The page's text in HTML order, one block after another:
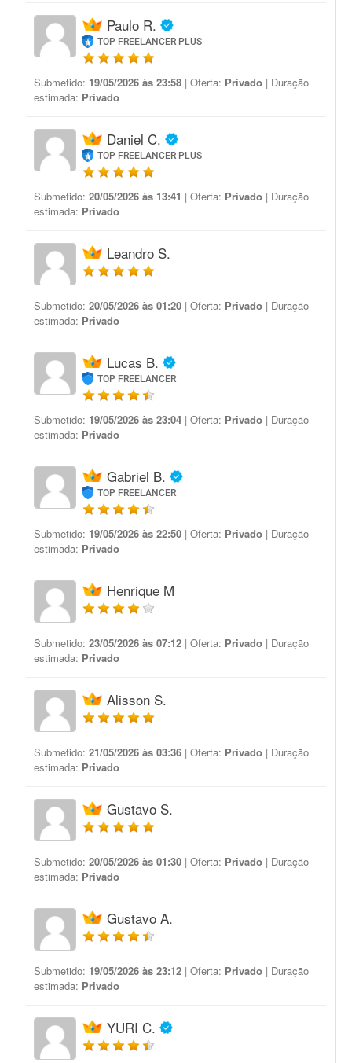
Paulo R.
TOP FREELANCER PLUS
Submetido: 19/05/2026 às 23:58 | Oferta: Privado | Duração
estimada: Privado
Daniel C.
TOP FREELANCER PLUS
Submetido: 20/05/2026 às 13:41 | Oferta: Privado | Duração
estimada: Privado
Leandro S.
Submetido: 20/05/2026 às 01:20 | Oferta: Privado | Duração
estimada: Privado
Lucas B.
TOP FREELANCER
Submetido: 19/05/2026 às 23:04 | Oferta: Privado | Duração
estimada: Privado
Gabriel B.
TOP FREELANCER
Submetido: 19/05/2026 às 22:50 | Oferta: Privado | Duração
estimada: Privado
Henrique M
Submetido: 23/05/2026 às 07:12 | Oferta: Privado | Duração
estimada: Privado
Alisson S.
Submetido: 21/05/2026 às 03:36 | Oferta: Privado | Duração
estimada: Privado
Gustavo S.
Submetido: 20/05/2026 às 01:30 | Oferta: Privado | Duração
estimada: Privado
Gustavo A.
Submetido: 19/05/2026 às 23:12 | Oferta: Privado | Duração
estimada: Privado
YURI C.